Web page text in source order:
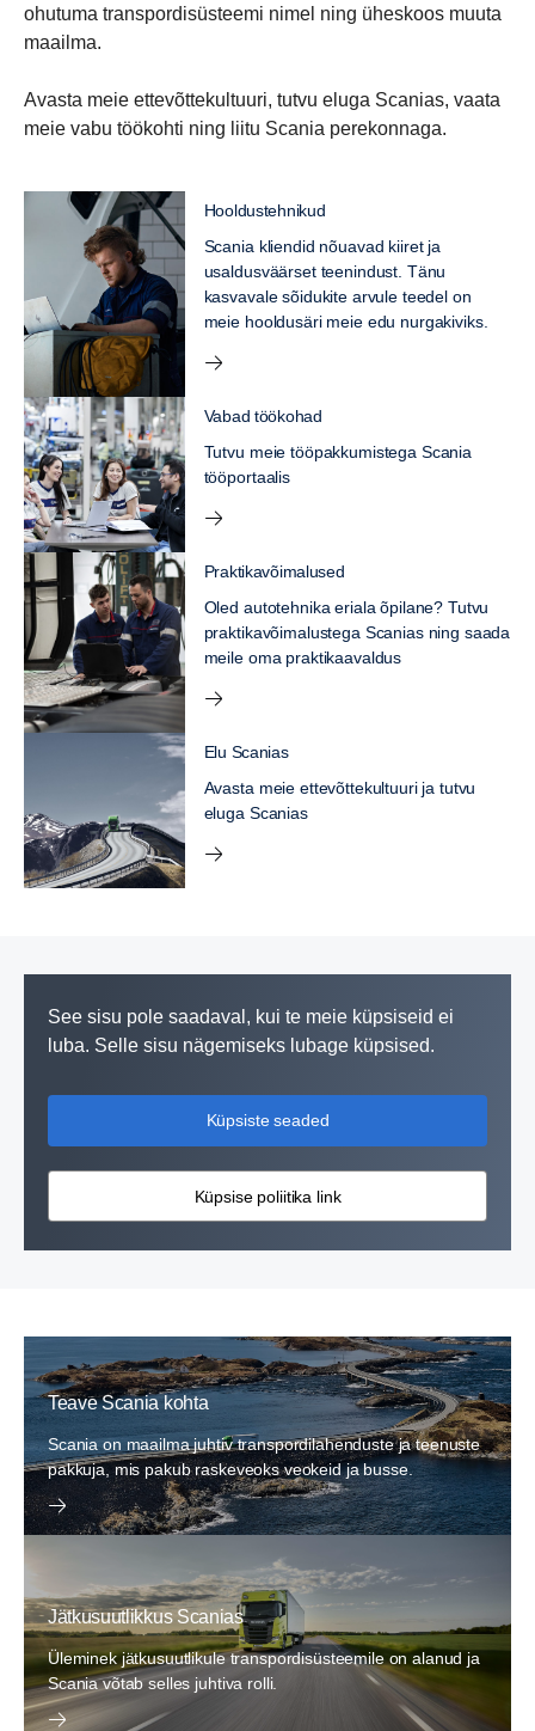
ohutuma transpordisüsteemi nimel ning üheskoos muuta
maailma.
Avasta meie ettevõttekultuuri, tutvu eluga Scanias, vaata
meie vabu töökohti ning liitu Scania perekonnaga.
Hooldustehnikud
Scania kliendid nõuavad kiiret ja
usaldusväärset teenindust. Tänu
kasvavale sõidukite arvule teedel on
meie hooldusäri meie edu nurgakiviks.
Vabad töökohad
Tutvu meie tööpakkumistega Scania
tööportaalis
Praktikavõimalused
Oled autotehnika eriala õpilane? Tutvu
praktikavõimalustega Scanias ning saada
meile oma praktikaavaldus
Elu Scanias
Avasta meie ettevõttekultuuri ja tutvu
eluga Scanias
See sisu pole saadaval, kui te meie küpsiseid ei
luba. Selle sisu nägemiseks lubage küpsised.
Küpsiste seaded
Küpsise poliitika link
Teave Scania kohta
Scania on maailma juhtiv transpordilahenduste ja teenuste
pakkuja, mis pakub raskeveoks veokeid ja busse.
Jätkusuutlikkus Scanias
Üleminek jätkusuutlikule transpordisüsteemile on alanud ja
Scania võtab selles juhtiva rolli.